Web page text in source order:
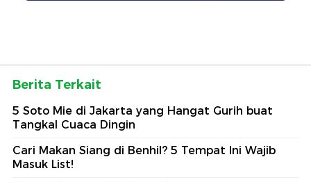
Berita Terkait
5 Soto Mie di Jakarta yang Hangat Gurih buat
Tangkal Cuaca Dingin
Cari Makan Siang di Benhil? 5 Tempat Ini Wajib
Masuk List!